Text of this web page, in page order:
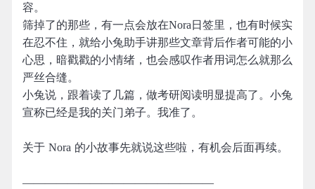
容。
筛掉了的那些，有一点会放在Nora日签里，也有时候实
在忍不住，就给小兔助手讲那些文章背后作者可能的小
心思，暗戳戳的小情绪，也会感叹作者用词怎么就那么
严丝合缝。
小兔说，跟着读了几篇，做考研阅读明显提高了。小兔
宣称已经是我的关门弟子。我准了。
关于 Nora 的小故事先就说这些啦，有机会后面再续。
—————————————————